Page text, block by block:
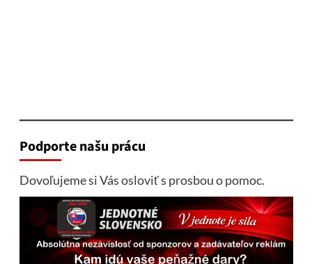
Podporte našu prácu
Dovoľujeme si Vás osloviť s prosbou o pomoc.